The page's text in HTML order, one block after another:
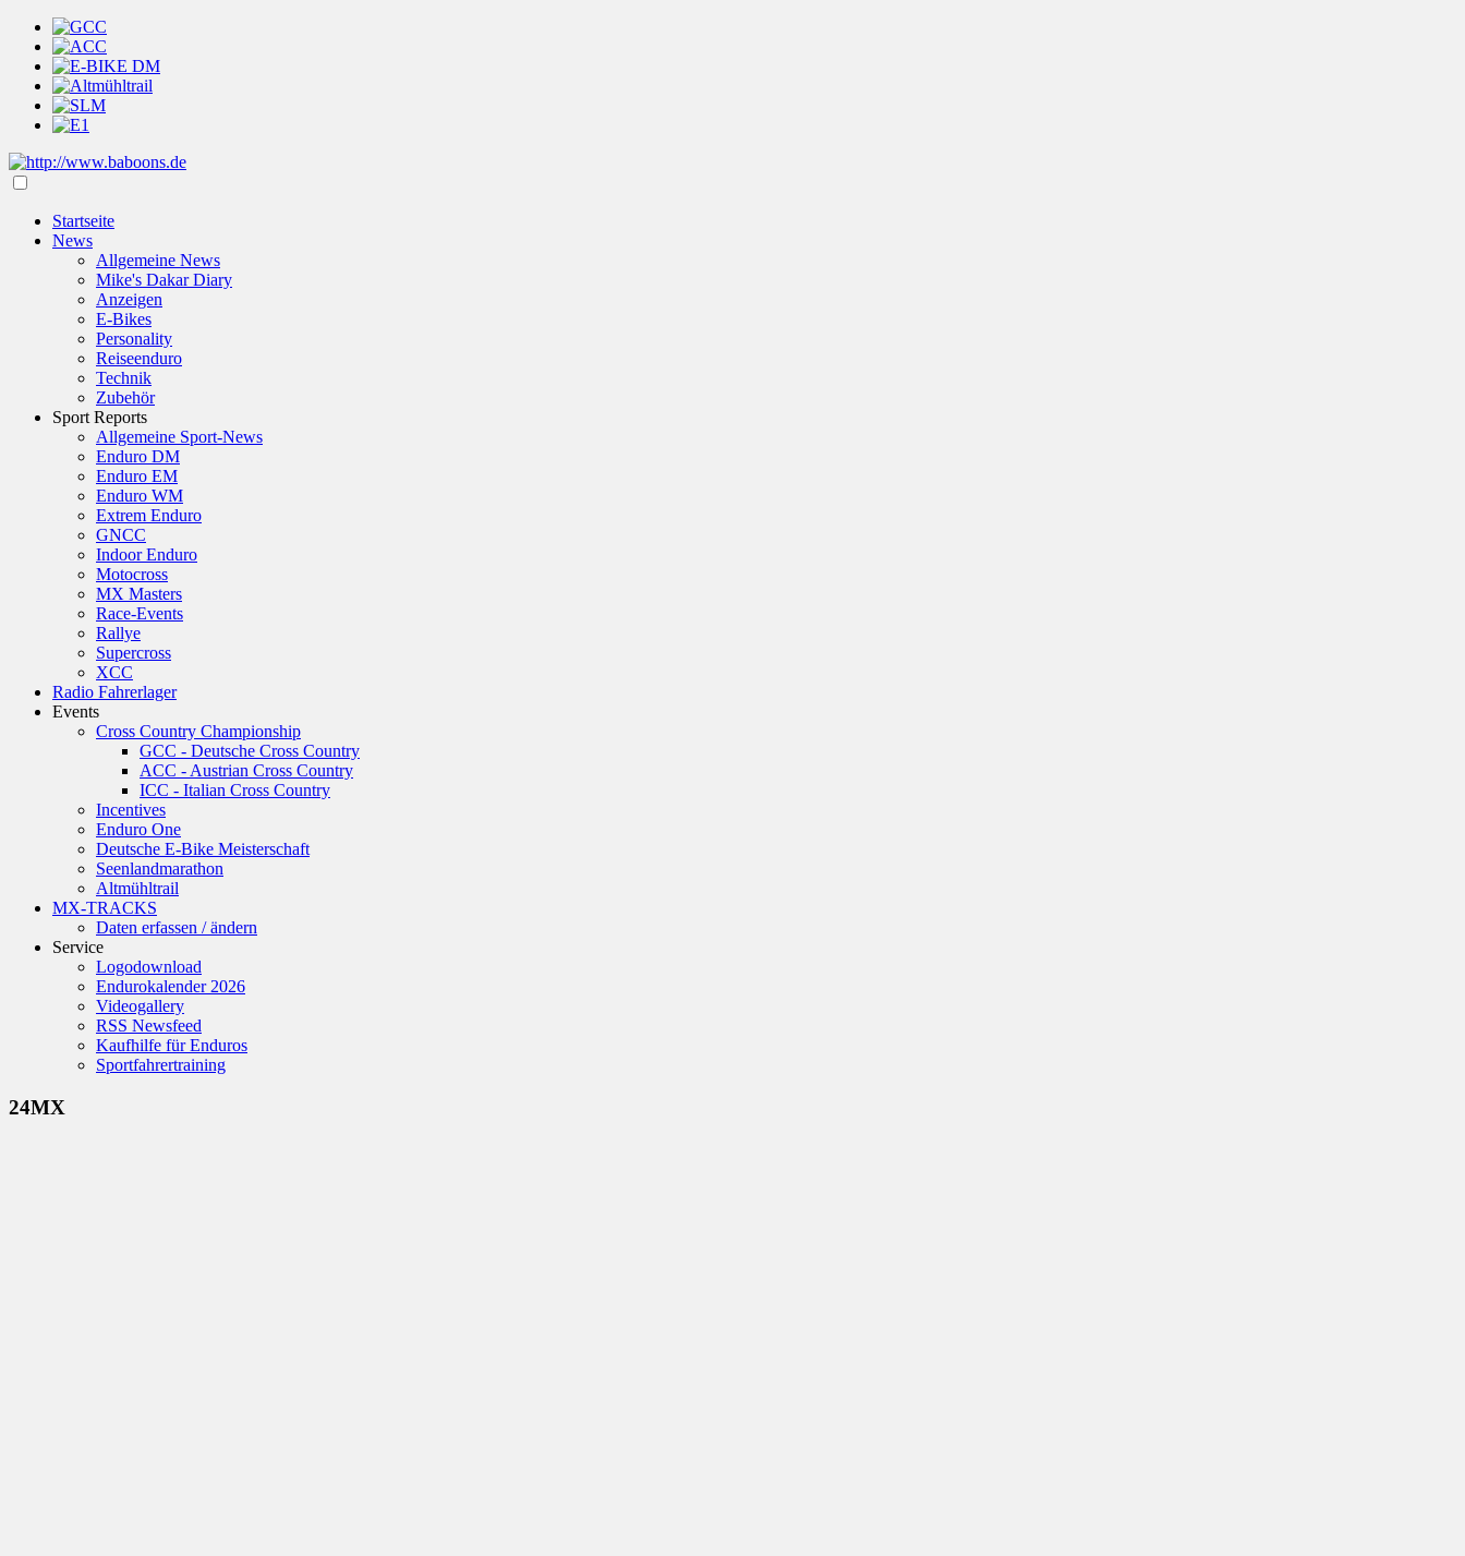
Startseite
News
Allgemeine News
Mike's Dakar Diary
Anzeigen
E-Bikes
Personality
Reiseenduro
Technik
Zubehör
Sport Reports
Allgemeine Sport-News
Enduro DM
Enduro EM
Enduro WM
Extrem Enduro
GNCC
Indoor Enduro
Motocross
MX Masters
Race-Events
Rallye
Supercross
XCC
Radio Fahrerlager
Events
Cross Country Championship
GCC - Deutsche Cross Country
ACC - Austrian Cross Country
ICC - Italian Cross Country
Incentives
Enduro One
Deutsche E-Bike Meisterschaft
Seenlandmarathon
Altmühltrail
MX-TRACKS
Daten erfassen / ändern
Service
Logodownload
Endurokalender 2026
Videogallery
RSS Newsfeed
Kaufhilfe für Enduros
Sportfahrertraining
24MX